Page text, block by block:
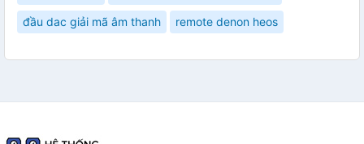
đầu dac giải mã âm thanh remote denon heos